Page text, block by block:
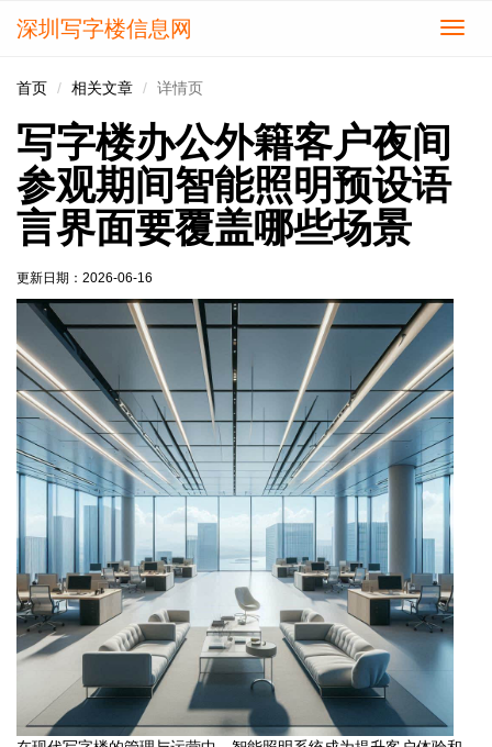
切
深圳写字楼信息网
首页 相关文章 详情页
写字楼办公外籍客户夜间
参观期间智能照明预设语
言界面要覆盖哪些场景
更新日期： 2026-06-16